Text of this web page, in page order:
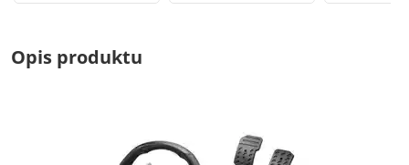
Opis produktu